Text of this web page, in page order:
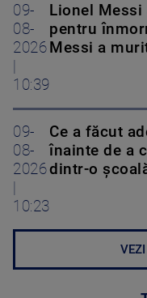
09-
08-
2026
10:39
Lionel
pentru
Messi a
09-
08-
2026
10:23
Ce a făcut
înainte de a
dintr-o